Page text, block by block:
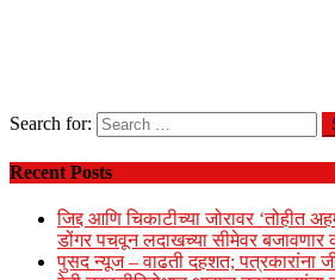
Search for:
Recent Posts
जिद्द आणि चिकाटीच्या जोरावर ‘तोहीत
डोंगर पचवून लदाखच्या सीमेवर बजावणार
पुसद न्यूज – वाढती दहशत; पत्रकारांना